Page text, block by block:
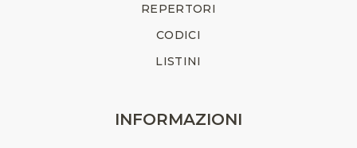
REPERTORI
CODICI
LISTINI
INFORMAZIONI